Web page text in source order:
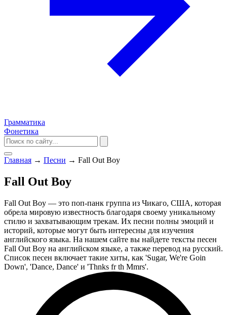
Грамматика
Фонетика
Главная → Песни → Fall Out Boy
Fall Out Boy
Fall Out Boy — это поп-панк группа из Чикаго, США, которая
обрела мировую известность благодаря своему уникальному
стилю и захватывающим трекам. Их песни полны эмоций и
историй, которые могут быть интересны для изучения
английского языка. На нашем сайте вы найдете тексты песен
Fall Out Boy на английском языке, а также перевод на русский.
Список песен включает такие хиты, как 'Sugar, We're Goin
Down', 'Dance, Dance' и 'Thnks fr th Mmrs'.